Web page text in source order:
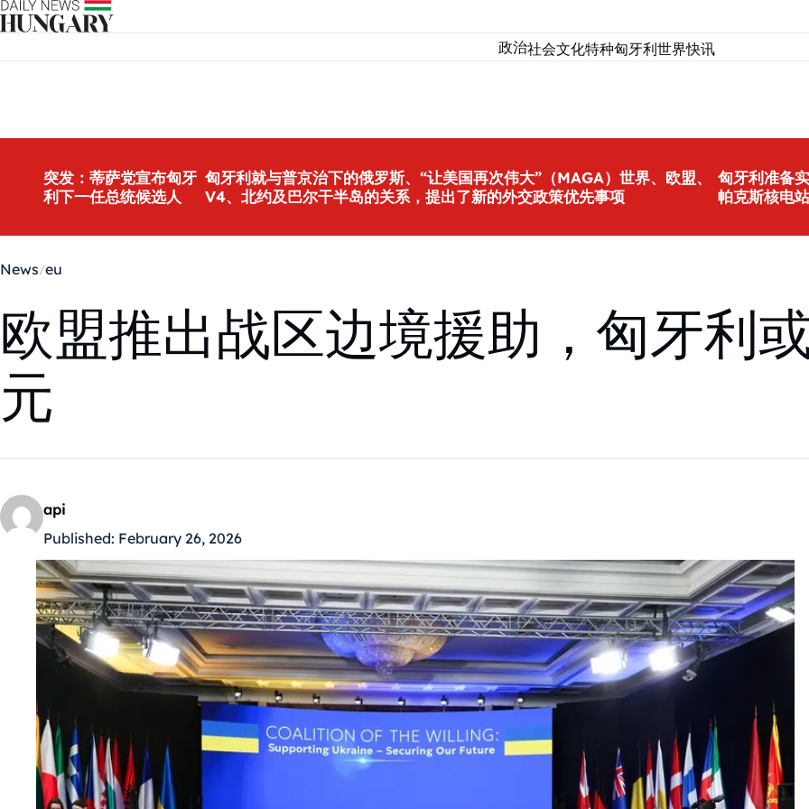
Skip to content
政治社会文化特种匈牙利世界快讯
突发：蒂萨党宣布匈牙
利下一任总统候选人
匈牙利就与普京治下的俄罗斯、“让美国再次伟大”（MAGA）世界、欧盟、
V4、北约及巴尔干半岛的关系，提出了新的外交政策优先事项
匈牙利准备
帕克斯核电
News eu
欧盟推出战区边境援助，匈牙利
元
api
Published: February 26, 2026